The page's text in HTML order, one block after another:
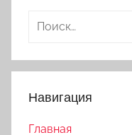
Найти:
Навигация
Главная